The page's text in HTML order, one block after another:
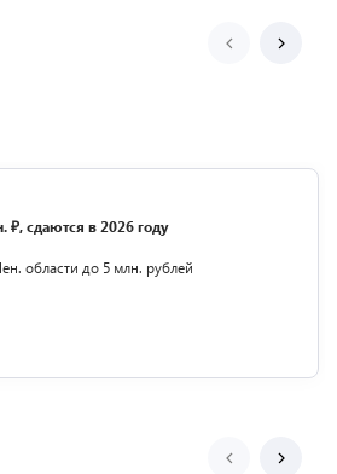
₽, сдаются в 2026 году
области до 5 млн. рублей